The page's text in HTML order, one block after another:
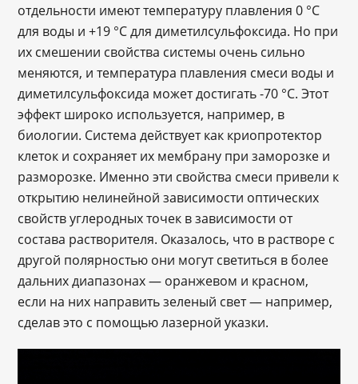
отдельности имеют температуру плавления 0 °C
для воды и +19 °C для диметилсульфоксида. Но при
их смешении свойства системы очень сильно
меняются, и температура плавления смеси воды и
диметилсульфоксида может достигать -70 °C. Этот
эффект широко используется, например, в
биологии. Система действует как криопротектор
клеток и сохраняет их мембрану при заморозке и
разморозке. Именно эти свойства смеси привели к
открытию нелинейной зависимости оптических
свойств углеродных точек в зависимости от
состава растворителя. Оказалось, что в растворе с
другой полярностью они могут светиться в более
дальних диапазонах — оранжевом и красном,
если на них направить зеленый свет ― например,
сделав это с помощью лазерной указки.